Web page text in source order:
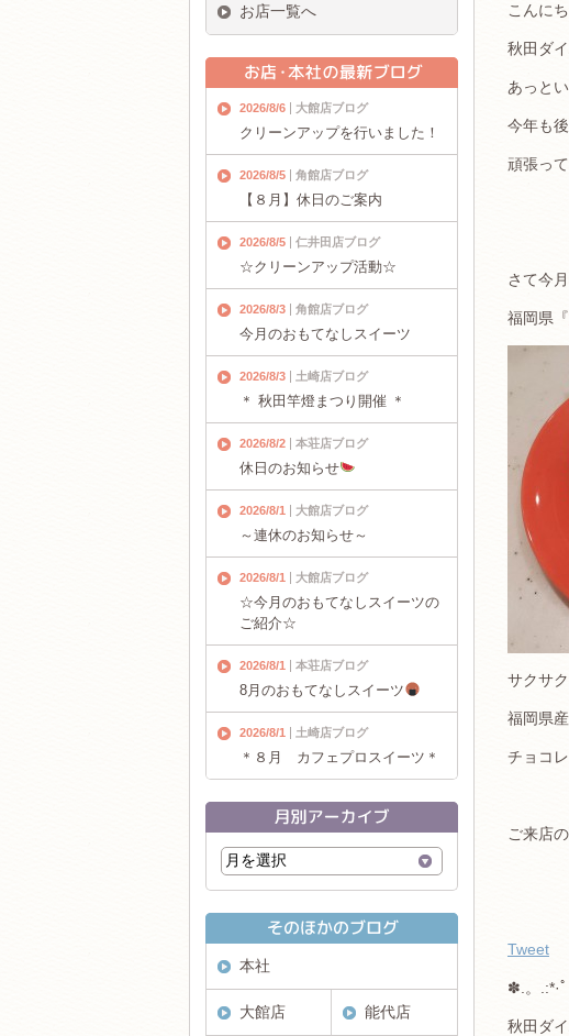
こんにち
秋田ダ
あっと
今年も
頑張っ
さて今
福岡県『
サクサ
福岡県
チョコ
ご来店
Tweet
✽.。.:*·
秋田ダ
お店一覧へ
2026/8/6 大館店ブログ
クリーンアップを行いました！
2026/8/5 角館店ブログ
【８月】休日のご案内
2026/8/5 仁井田店ブログ
☆クリーンアップ活動☆
2026/8/3 角館店ブログ
今月のおもてなしスイーツ
2026/8/3 土崎店ブログ
＊ 秋田竿燈まつり開催 ＊
2026/8/2 本荘店ブログ
休日のお知らせ
2026/8/1 大館店ブログ
～連休のお知らせ～
2026/8/1 大館店ブログ
☆今月のおもてなしスイーツの
ご紹介☆
2026/8/1 本荘店ブログ
8月のおもてなしスイーツ
2026/8/1 土崎店ブログ
＊８月 カフェプロスイーツ＊
本社
大館店 能代店